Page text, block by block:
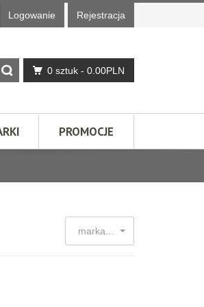
Logowanie Rejestracja
0 sztuk - 0.00PLN
PROMOCJE
marka...